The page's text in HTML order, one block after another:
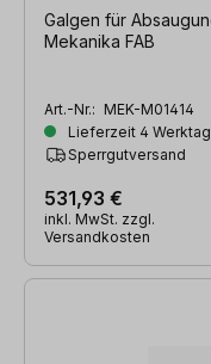
Galgen für
Mekanika FAB
Art.-Nr.: MEK-M01414
Lieferzeit 4
Sperrgutversand
531,93 €
inkl. MwSt. zzgl.
Versandkosten